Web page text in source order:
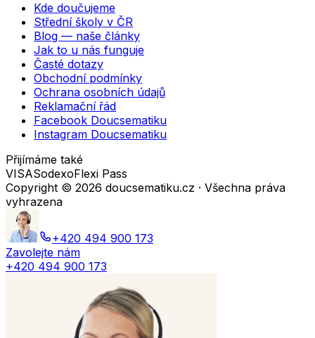
Kde doučujeme
Střední školy v ČR
Blog — naše články
Jak to u nás funguje
Časté dotazy
Obchodní podmínky
Ochrana osobních údajů
Reklamační řád
Facebook Doucsematiku
Instagram Doucsematiku
Přijímáme také
VISASodexoFlexi Pass
Copyright © 2026 doucsematiku.cz · Všechna práva
vyhrazena
+420 494 900 173
Zavolejte nám
+420 494 900 173